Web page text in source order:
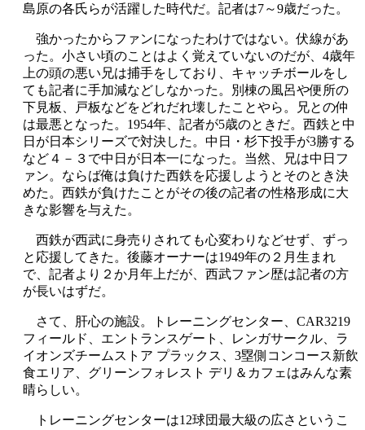
島原の各氏らが活躍した時代だ。記者は7～9歳だった。
強かったからファンになったわけではない。伏線があ
った。小さい頃のことはよく覚えていないのだが、4歳年
上の頭の悪い兄は捕手をしており、キャッチボールをし
ても記者に手加減などしなかった。別棟の風呂や便所の
下見板、戸板などをどれだれ壊したことやら。兄との仲
は最悪となった。1954年、記者が5歳のときだ。西鉄と中
日が日本シリーズで対決した。中日・杉下投手が3勝する
など４－３で中日が日本一になった。当然、兄は中日フ
ァン。ならば俺は負けた西鉄を応援しようとそのとき決
めた。西鉄が負けたことがその後の記者の性格形成に大
きな影響を与えた。
西鉄が西武に身売りされても心変わりなどせず、ずっ
と応援してきた。後藤オーナーは1949年の２月生まれ
で、記者より２か月年上だが、西武ファン歴は記者の方
が長いはずだ。
さて、肝心の施設。トレーニングセンター、CAR3219
フィールド、エントランスゲート、レンガサークル、ラ
イオンズチームストア プラックス、3塁側コンコース新飲
食エリア、グリーンフォレスト デリ＆カフェはみんな素
晴らしい。
トレーニングセンターは12球団最大級の広さというこ